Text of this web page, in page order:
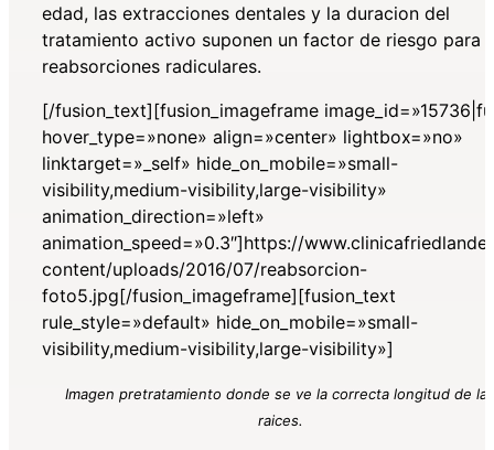
edad, las extracciones dentales y la duracion del
tratamiento activo suponen un factor de riesgo para
reabsorciones radiculares.
[/fusion_text][fusion_imageframe
hover_type=»none» align=»center» lightbox=»no»
linktarget=»_self» hide_on_mobile=»small-
visibility,medium-visibility,large-visibility»
animation_direction=»left»
animation_speed=»0.3″]https://
content/uploads/2016/07/reabsorcion-
foto5.jpg[/fusion_imageframe][fusion_text
rule_style=»default» hide_on_mobile=»small-
visibility,medium-visibility,large-visibility»]
Imagen pretratamiento donde se ve la correcta longitud de las
raices.